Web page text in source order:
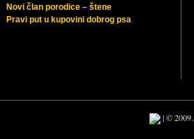
Novi član porodice – štene
Pravi put u kupovini dobrog psa
| ©